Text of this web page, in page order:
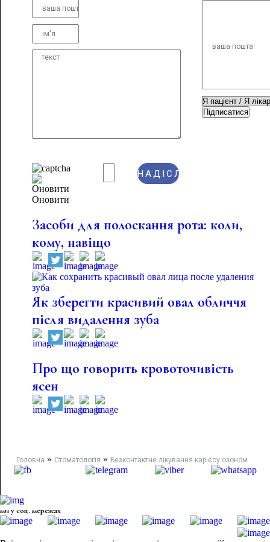
Оновити
Підписатися
Засоби для полоскання рота: коли,
кому, навіщо
Як зберегти красивий овал обличчя
після видалення зуба
Про що говорить кровоточивість
ясен
Головна » Стоматологія » Безконтактне лікування карієсу озоном
ми у соц. мережах